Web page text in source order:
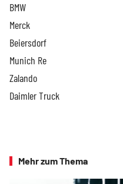
BMW
Merck
Beiersdorf
Munich Re
Zalando
Daimler Truck
Mehr zum Thema